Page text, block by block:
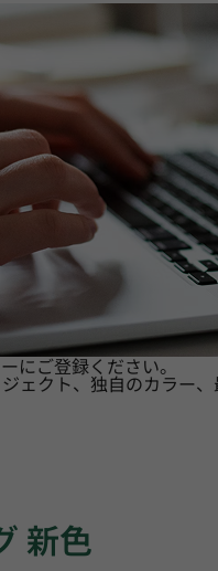
にご登録ください。
ェクト、独自のカラー
新色